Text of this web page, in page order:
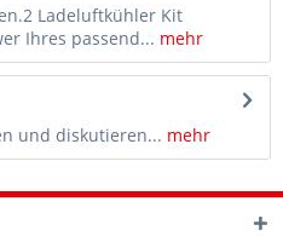
Ladeluftkühler Kit
Ihres passend... mehr
und diskutieren... mehr